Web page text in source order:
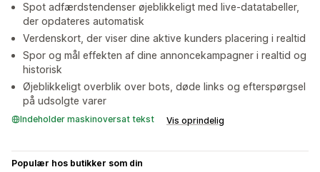
Spot adfærdstendenser øjeblikkeligt med live-datatabeller,
der opdateres automatisk
Verdenskort, der viser dine aktive kunders placering i realtid
Spor og mål effekten af dine annoncekampagner i realtid og
historisk
Øjeblikkeligt overblik over bots, døde links og efterspørgsel
på udsolgte varer
Indeholder maskinoversat tekst Vis oprindelig
Populær hos butikker som din